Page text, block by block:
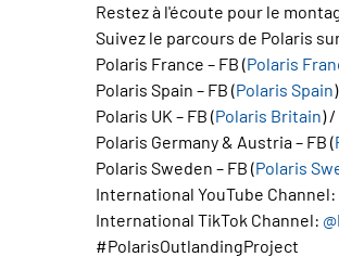
Restez à l'écoute pour le
Suivez le parcours de Polaris
Polaris France – FB (Polaris
Polaris Spain – FB (Polaris Spain
Polaris UK – FB (Polaris Britain) /
Polaris Germany & Austria – FB (
Polaris Sweden – FB (Polaris
International YouTube Channel:
International TikTok Channel:
#PolarisOutlandingProject